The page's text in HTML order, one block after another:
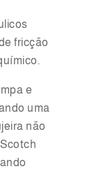
fricção
e
uma
não